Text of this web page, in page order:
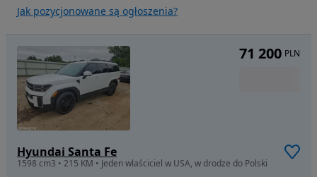
Jak pozycjonowane są ogłoszenia?
Hyundai Santa Fe
1598 cm3 • 215 KM • Jeden wlaściciel w USA, w drodze do Polski
71 200 PLN